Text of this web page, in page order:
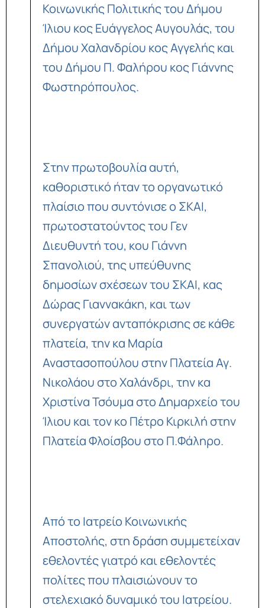
Κοινωνικής Πολιτικής του Δήμου
Ίλιου κος Ευάγγελος Αυγουλάς, του
Δήμου Χαλανδρίου κος Αγγελής και
του Δήμου Π. Φαλήρου κος Γιάννης
Φωστηρόπουλος.
Στην πρωτοβουλία αυτή,
καθοριστικό ήταν το οργανωτικό
πλαίσιο που συντόνισε ο ΣΚΑΙ,
πρωτοστατούντος του Γεν
Διευθυντή του, κου Γιάννη
Σπανολιού, της υπεύθυνης
δημοσίων σχέσεων του ΣΚΑΙ, κας
Δώρας Γιαννακάκη, και των
συνεργατών ανταπόκρισης σε κάθε
πλατεία, την κα Μαρία
Αναστασοπούλου στην Πλατεία Αγ.
Νικολάου στο Χαλάνδρι, την κα
Χριστίνα Τσόυμα στο Δημαρχείο του
Ίλιου και τον κο Πέτρο Κιρκιλή στην
Πλατεία Φλοίσβου στο Π.Φάληρο.
Από το Ιατρείο Κοινωνικής
Αποστολής, στη δράση συμμετείχαν
εθελοντές γιατρό και εθελοντές
πολίτες που πλαισιώνουν το
στελεχιακό δυναμικό του Ιατρείου.